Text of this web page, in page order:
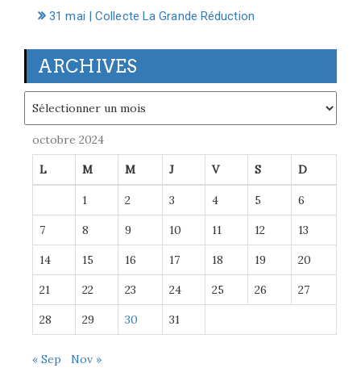
31 mai | Collecte La Grande Réduction
ARCHIVES
octobre 2024
L M M J V S D
1 2 3 4 5 6
7 8 9 10 11 12 13
14 15 16 17 18 19 20
21 22 23 24 25 26 27
28 29 30 31
« Sep Nov »